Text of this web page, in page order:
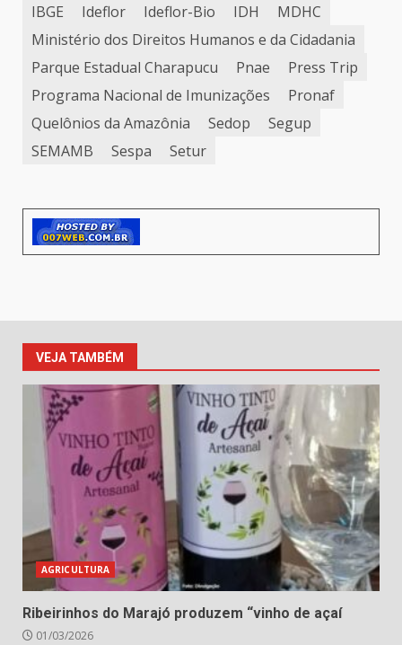
IBGE
Ideflor Ideflor-Bio IDH
MDHC
Ministério dos Direitos Humanos e da Cidadania
Parque Estadual Charapucu
Pnae
Press Trip
Programa Nacional de Imunizações
Pronaf
Quelônios da Amazônia
Sedop
Segup
SEMAMB
Sespa Setur
VEJA TAMBÉM
AGRICULTURA
Ribeirinhos do Marajó produzem “vinho de açaí
01/03/2026